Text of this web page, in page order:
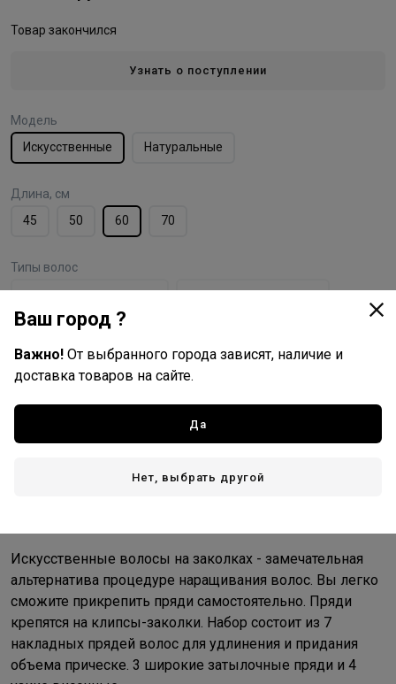
Товар закончился
Узнать о поступлении
Модель
Искусственные
Натуральные
Длина, см
45
50 60 70
Типы волос
прямые, искуственные
прямые, натуральные
Hairshop
Китай - страна бренда
Искусственные волосы на заколках - замечательная
альтернатива процедуре наращивания волос. Вы легко
сможите прикрепить пряди самостоятельно. Пряди
крепятся на клипсы-заколки. Набор состоит из 7
накладных прядей волос для удлинения и придания
объема прическе. 3 широкие затылочные пряди и 4
Ваш город ?
Важно! От выбранного города зависят, наличие и
доставка товаров на сайте.
Да
Нет, выбрать другой